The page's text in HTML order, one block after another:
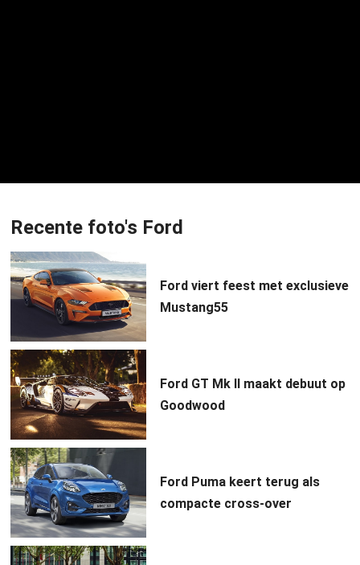
Recente foto's Ford
Ford viert feest met exclusieve
Mustang55
Ford GT Mk II maakt debuut op
Goodwood
Ford Puma keert terug als
compacte cross-over